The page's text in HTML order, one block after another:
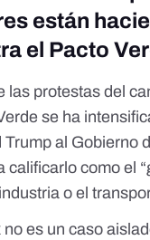
están
el Pacto
las protestas del
se ha
Trump al Gobierno
calificarlo como el
o el
es un caso